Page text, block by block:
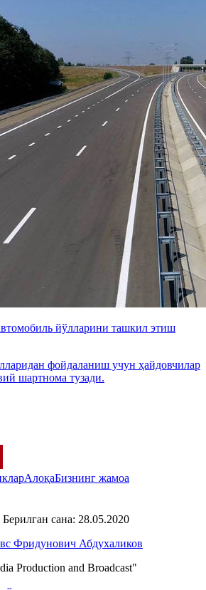
йўлларини ташкил этиш
фойдаланиш учун ҳайдовчилар
шартнома тузади.
АлоқаБизнинг жамоа
сана: 28.05.2020
Фридунович Абдухаликов
Production and Broadcast"